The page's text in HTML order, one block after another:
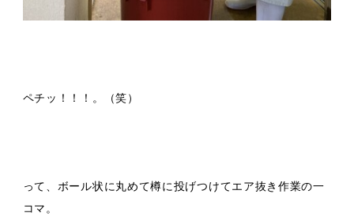
ペチッ！！！。（笑）
って、ボール状に丸めて樽に投げつけてエア抜き作業の一
コマ。